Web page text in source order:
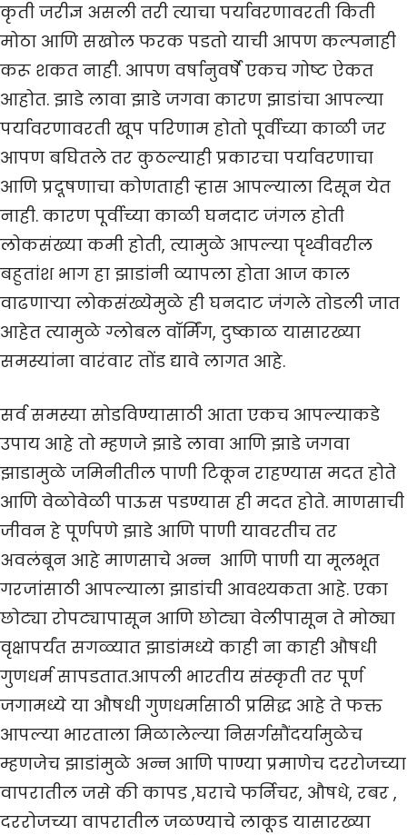
कृती जरीज्ञ असली तरी त्याचा पर्यावरणावरती किती
मोठा आणि सखोल फरक पडतो याची आपण कल्पनाही
करू शकत नाही. आपण वर्षानुवर्षे एकच गोष्ट ऐकत
आहोत. झाडे लावा झाडे जगवा कारण झाडांचा आपल्या
पर्यावरणावरती खूप परिणाम होतो पूर्वीच्या काळी जर
आपण बघितले तर कुठल्याही प्रकारचा पर्यावरणाचा
आणि प्रदूषणाचा कोणताही ऱ्हास आपल्याला दिसून येत
नाही. कारण पूर्वीच्या काळी घनदाट जंगल होती
लोकसंख्या कमी होती, त्यामुळे आपल्या पृथ्वीवरील
बहुतांश भाग हा झाडांनी व्यापला होता आज काल
वाढणाऱ्या लोकसंख्येमुळे ही घनदाट जंगले तोडली जात
आहेत त्यामुळे ग्लोबल वॉर्मिंग, दुष्काळ यासारख्या
समस्यांना वारंवार तोंड द्यावे लागत आहे.
सर्व समस्या सोडविण्यासाठी आता एकच आपल्याकडे
उपाय आहे तो म्हणजे झाडे लावा आणि झाडे जगवा
झाडामुळे जमिनीतील पाणी टिकून राहण्यास मदत होते
आणि वेळोवेळी पाऊस पडण्यास ही मदत होते. माणसाची
जीवन हे पूर्णपणे झाडे आणि पाणी यावरतीच तर
अवलंबून आहे माणसाचे अन्न आणि पाणी या मूलभूत
गरजांसाठी आपल्याला झाडांची आवश्यकता आहे. एका
छोट्या रोपट्यापासून आणि छोट्या वेलीपासून ते मोठ्या
वृक्षापर्यंत सगळ्यात झाडांमध्ये काही ना काही औषधी
गुणधर्म सापडतात.आपली भारतीय संस्कृती तर पूर्ण
जगामध्ये या औषधी गुणधर्मासाठी प्रसिद्ध आहे ते फक्त
आपल्या भारताला मिळालेल्या निसर्गसौंदर्यामुळेच
म्हणजेच झाडांमुळे अन्न आणि पाण्या प्रमाणेच दररोजच्या
वापरातील जसे की कापड ,घराचे फर्निचर, औषधे, रबर ,
दररोजच्या वापरातील जळण्याचे लाकूड यासारख्या